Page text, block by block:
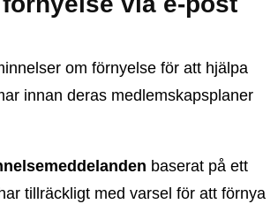
om förnyelse för att hjälpa
innan deras medlemskapsplaner
baserat på ett
tillräckligt med varsel för att förnya